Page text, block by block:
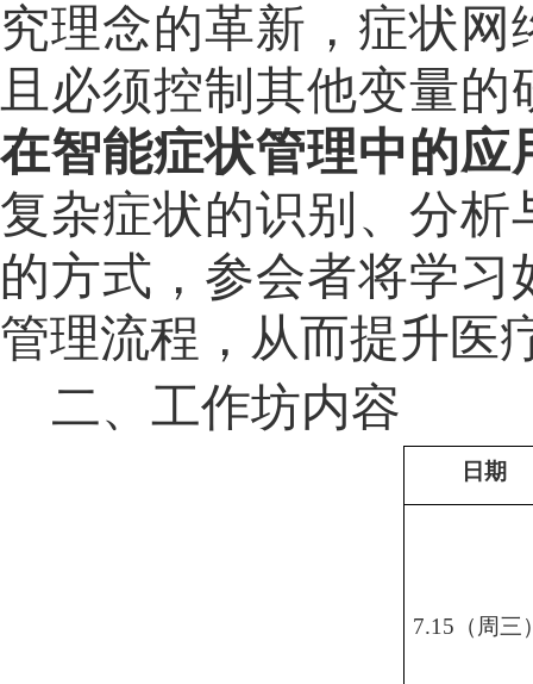
究理念的革新，症状
且必须控制其他变量
在智能症状管理中的应
复杂症状的识别、分
的方式，参会者将学
管理流程，从而提升医
二、工作坊内容
日期
7.15（周三